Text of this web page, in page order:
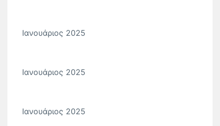
Ιανουάριος 2025
Ιανουάριος 2025
Ιανουάριος 2025